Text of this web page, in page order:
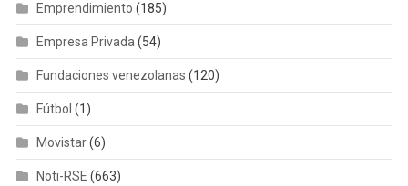
Emprendimiento (185)
Empresa Privada (54)
Fundaciones venezolanas (120)
Fútbol (1)
Movistar(6)
Noti-RSE (663)